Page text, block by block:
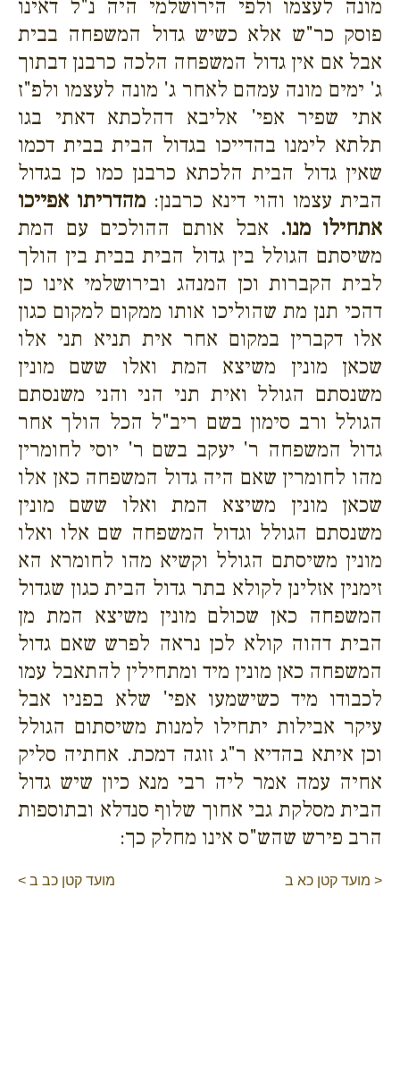
מונה לעצמו ולפי הירושלמי היה נ"ל דאינו
פוסק כר"ש אלא כשיש גדול המשפחה בבית
אבל אם אין גדול המשפחה הלכה כרבנן דבתוך
ג' ימים מונה עמהם לאחר ג' מונה לעצמו ולפ"ז
אתי שפיר אפי' אליבא דהלכתא דאתי בגו
תלתא לימנו בהדייכו בגדול הבית בבית דכמו
שאין גדול הבית הלכתא כרבנן כמו כן בגדול
הבית עצמו והוי דינא כרבנן: מהדריתו אפייכו
אתחילו מנו. אבל אותם ההולכים עם המת
משיסתם הגולל בין גדול הבית בבית בין הולך
לבית הקברות וכן המנהג ובירושלמי אינו כן
דהכי תנן מת שהוליכו אותו ממקום למקום כגון
אלו דקברין במקום אחר אית תניא תני אלו
שכאן מונין משיצא המת ואלו ששם מונין
משנסתם הגולל ואית תני הני והני משנסתם
הגולל ורב סימון בשם ריב"ל הכל הולך אחר
גדול המשפחה ר' יעקב בשם ר' יוסי לחומרין
מהו לחומרין שאם היה גדול המשפחה כאן אלו
שכאן מונין משיצא המת ואלו ששם מונין
משנסתם הגולל וגדול המשפחה שם אלו ואלו
מונין משיסתם הגולל וקשיא מהו לחומרא הא
זימנין אזלינן לקולא בתר גדול הבית כגון שגדול
המשפחה כאן שכולם מונין משיצא המת מן
הבית דהוה קולא לכן נראה לפרש שאם גדול
המשפחה כאן מונין מיד ומתחילין להתאבל עמו
לכבודו מיד כשישמעו אפי' שלא בפניו אבל
עיקר אבילות יתחילו למנות משיסתום הגולל
וכן איתא בהדיא ר"ג זוגה דמכת. אחתיה סליק
אחיה עמה אמר ליה רבי מנא כיון שיש גדול
הבית מסלקת גבי אחוך שלוף סנדלא ובתוספות
הרב פירש שהש"ס אינו מחלק כך:
< מועד קטן כא ב מועד קטן כב ב >